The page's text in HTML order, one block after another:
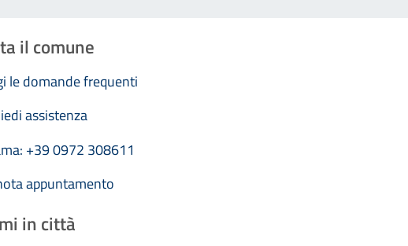
il comune
le domande frequenti
assistenza
+39 0972 308611
appuntamento
in città